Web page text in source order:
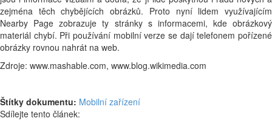
zejména těch chybějících obrázků. Proto nyní lidem využívajícím
Nearby Page zobrazuje ty stránky s informacemi, kde obrázkový
materiál chybí. Při používání mobilní verze se dají telefonem pořízené
obrázky rovnou nahrát na web.
Zdroje: www.mashable.com, www.blog.wikimedia.com
Štítky dokumentu: Mobilní zařízení
Sdílejte tento článek: